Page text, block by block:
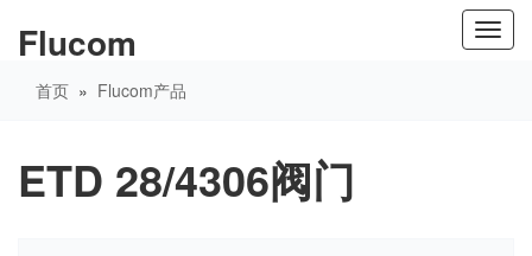
Flucom
首页 » Flucom产品
ETD 28/4306阀门